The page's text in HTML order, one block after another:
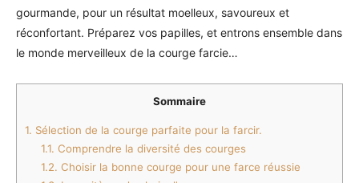
gourmande, pour un résultat moelleux, savoureux et
réconfortant. Préparez vos papilles, et entrons ensemble dans
le monde merveilleux de la courge farcie…
Sommaire
1. Sélection de la courge parfaite pour la farcir.
1.1. Comprendre la diversité des courges
1.2. Choisir la bonne courge pour une farce réussie